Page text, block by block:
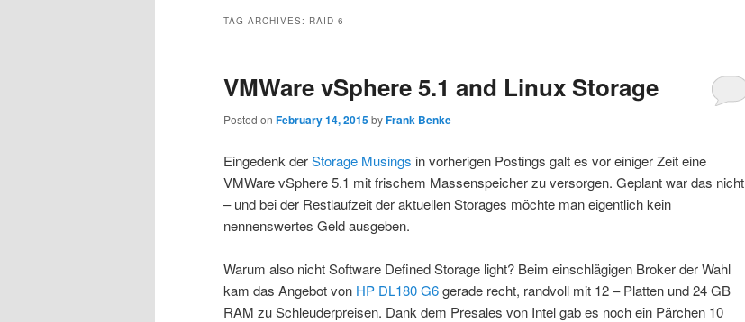
TAG ARCHIVES: RAID 6
VMWare vSphere 5.1 and Linux Storage
Posted on February 14, 2015byFrank Benke
Eingedenk derStorage Musings in vorherigen Postings galt es vor einiger Zeit eine
VMWare vSphere 5.1 mit frischem Massenspeicher zu versorgen. Geplant war das nicht
– und bei der Restlaufzeit der aktuellen Storages möchte man eigentlich kein
nennenswertes Geld ausgeben.
Warum also nicht Software Defined Storage light? Beim einschlägigen Broker der Wahl
kam das Angebot von HP DL180 G6gerade recht, randvoll mit 12 – Platten und 24 GB
RAM zu Schleuderpreisen. Dank dem Presales von Intel gab es noch ein Pärchen 10